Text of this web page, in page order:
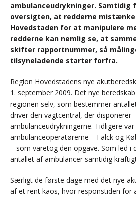
ambulanceudrykninger.
oversigten, at redderne
Hovedstaden for at manipulere
redderne kan nemlig se, at
skifter rapportnummer, så
tilsyneladende starter forfra.
Region Hovedstadens nye
1. september 2009. Det nye
regionen selv, som bestemmer
driver den vagtcentral, der disponerer
ambulanceudrykningerne. Tidligere
ambulanceoperatørerne – Falck og
– som varetog den opgave. Som led i
antallet af ambulancer samtidig
Særligt de første dage med det nye
af et rent kaos, hvor responstiden for